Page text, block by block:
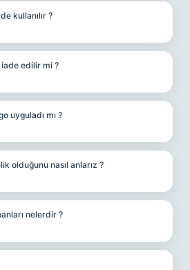
kullanılır ?
iade edilir mi ?
uyguladı mı ?
olduğunu nasıl anlarız ?
nelerdir ?